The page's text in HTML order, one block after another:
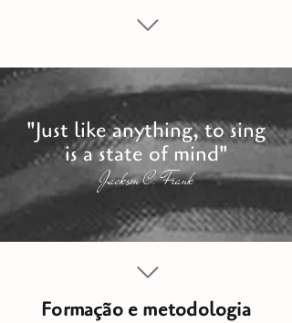
"Just like anything, to sing
is a state of mind"
Jackson C. Frank
Formação e metodologia